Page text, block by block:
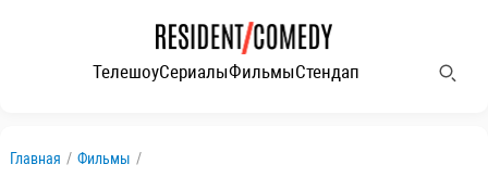
ТелешоуСериалыФильмыСтендап
Главная / Фильмы /